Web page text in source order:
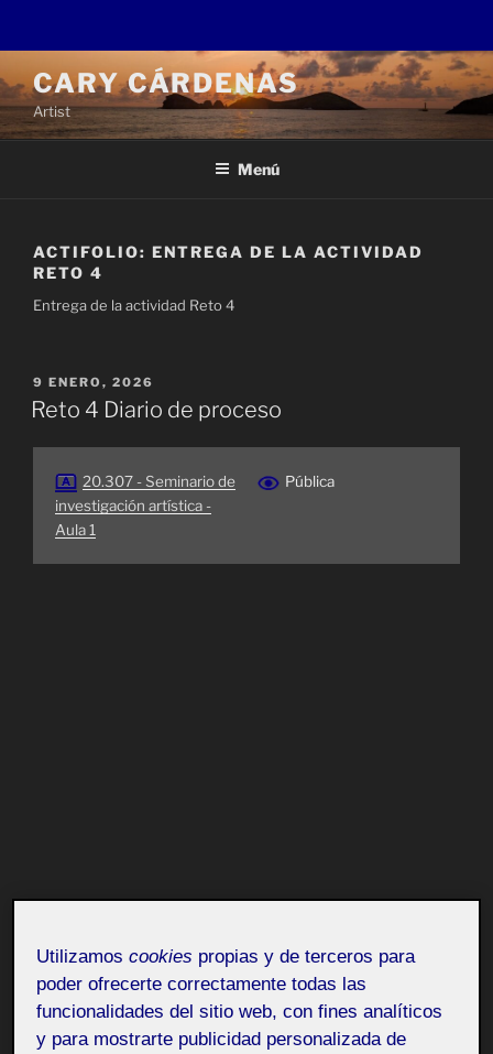
al
contenido
CARY CÁRDENAS
Artist
Menú
ACTIFOLIO: ENTREGA DE LA ACTIVIDAD
RETO 4
Entrega de la actividad Reto 4
PUBLICADO
EL
9 ENERO, 2026
Reto 4 Diario de proceso
20.307 - Seminario de
investigación artística -
Aula 1
Pública
Utilizamoscookies propias y de terceros para
poder ofrecerte correctamente todas las
funcionalidades del sitio web, con fines analíticos
y para mostrarte publicidad personalizada de